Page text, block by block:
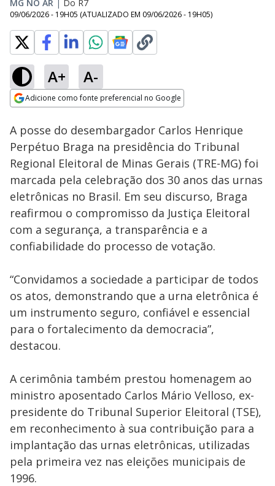
MG NO AR | Do R7
09/06/2026 - 19H05 (ATUALIZADO EM 09/06/2026 - 19H05)
A+ A-
Adicione como fonte preferencial no Google
Ativar
Loaded
36.93%
A posse do desembargador Carlos Henrique
Perpétuo Braga na presidência do Tribunal
Regional Eleitoral de Minas Gerais (TRE-MG) foi
marcada pela celebração dos 30 anos das urnas
eletrônicas no Brasil. Em seu discurso, Braga
reafirmou o compromisso da Justiça Eleitoral
com a segurança, a transparência e a
confiabilidade do processo de votação.
“Convidamos a sociedade a participar de todos
os atos, demonstrando que a urna eletrônica é
um instrumento seguro, confiável e essencial
para o fortalecimento da democracia”,
destacou.
A cerimônia também prestou homenagem ao
ministro aposentado Carlos Mário Velloso, ex-
presidente do Tribunal Superior Eleitoral (TSE),
em reconhecimento à sua contribuição para a
implantação das urnas eletrônicas, utilizadas
pela primeira vez nas eleições municipais de
1996.